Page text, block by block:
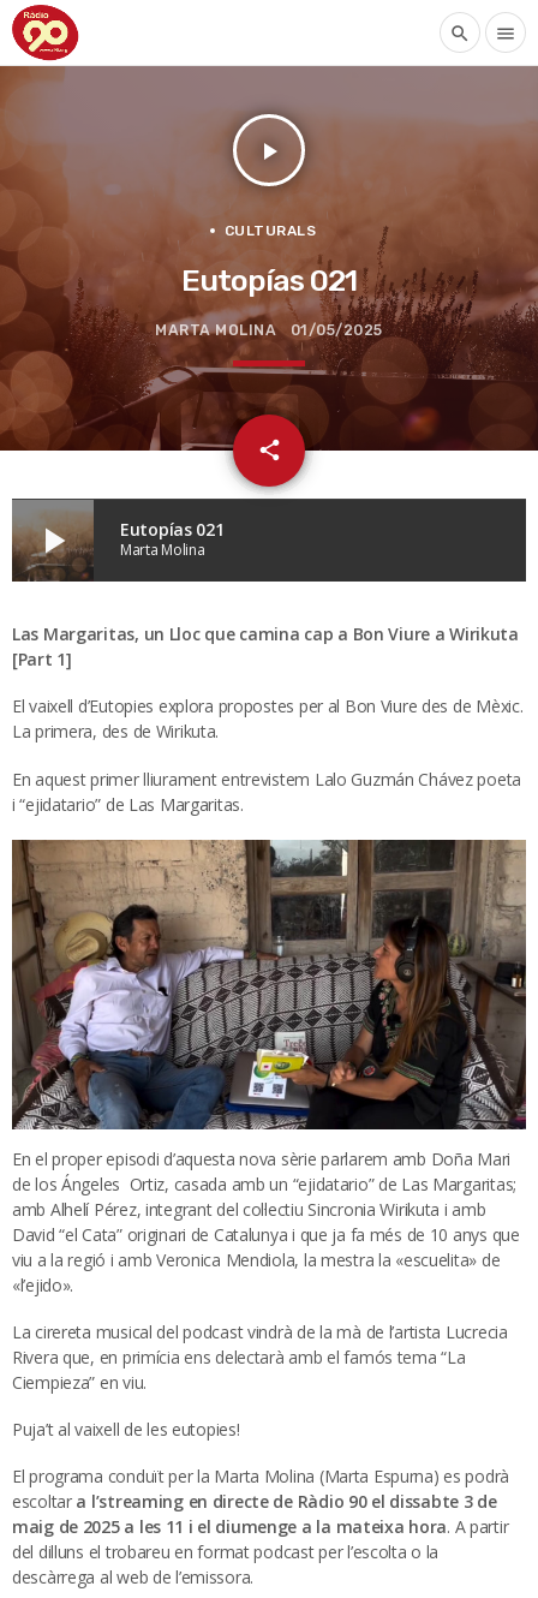
search menu
play_arrow
CULTURALS
Eutopías 021
MARTA MOLINA 01/05/2025
share
email
play_arrow Eutopías 021
Marta Molina
Las Margaritas, un Lloc que camina cap a Bon Viure a Wirikuta
[Part 1]
El vaixell d’Eutopies explora propostes per al Bon Viure des de Mèxic.
La primera, des de Wirikuta.
En aquest primer lliurament entrevistem Lalo Guzmán Chávez poeta
i “ejidatario” de Las Margaritas.
En el proper episodi d’aquesta nova sèrie parlarem amb Doña Mari
de los Ángeles Ortiz, casada amb un “ejidatario” de Las Margaritas;
amb Alhelí Pérez, integrant del col·lectiu Sincronia Wirikuta i amb
David “el Cata” originari de Catalunya i que ja fa més de 10 anys que
viu a la regió i amb Veronica Mendiola, la mestra la «escuelita» de
«l’ejido».
La cirereta musical del podcast vindrà de la mà de l’artista Lucrecia
Rivera que, en primícia ens delectarà amb el famós tema “La
Ciempieza” en viu.
Puja’t al vaixell de les eutopies!
El programa conduït per la Marta Molina (Marta Espurna) es podrà
escoltar a l’streaming en directe de Ràdio 90 el dissabte 3 de
maig de 2025 a les 11 i el diumenge a la mateixa hora. A partir
del dilluns el trobareu en format podcast per l’escolta o la
descàrrega al web de l’emissora.